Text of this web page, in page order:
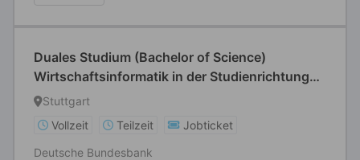
Duales Studium (Bachelor of Science)
Wirtschaftsinformatik in der Studienrichtung
Application Management an der Dualen
Stuttgart
Stuttgart
Vollzeit
Teilzeit
Jobticket
Deutsche Bundesbank